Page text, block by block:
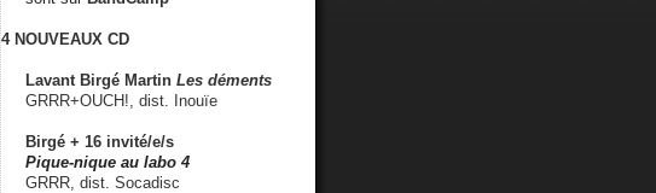
4 NOUVEAUX CD
Lavant Birgé Martin Les déments
GRRR+OUCH!, dist. Inouïe
Birgé + 16 invité/e/s
Pique-nique au labo 4
GRRR, dist. Socadisc